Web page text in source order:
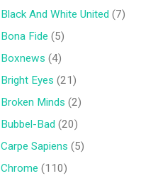
Black And White United (7)
Bona Fide (5)
Boxnews (4)
Bright Eyes (21)
Broken Minds (2)
Bubbel-Bad (20)
Carpe Sapiens (5)
Chrome (110)